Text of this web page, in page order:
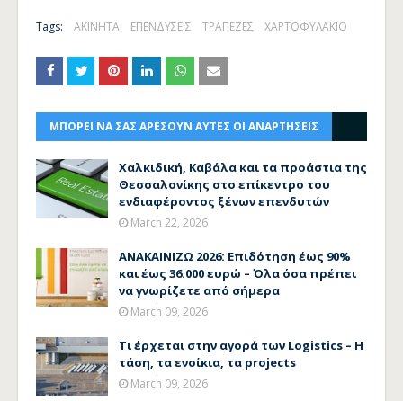
Tags: ΑΚΙΝΗΤΑ ΕΠΕΝΔΥΣΕΙΣ ΤΡΑΠΕΖΕΣ ΧΑΡΤΟΦΥΛΑΚΙΟ
ΜΠΟΡΕΙ ΝΑ ΣΑΣ ΑΡΕΣΟΥΝ ΑΥΤΕΣ ΟΙ ΑΝΑΡΤΗΣΕΙΣ
Χαλκιδική, Καβάλα και τα προάστια της
Θεσσαλονίκης στο επίκεντρο του
ενδιαφέροντος ξένων επενδυτών
March 22, 2026
ΑΝΑΚΑΙΝΙΖΩ 2026: Επιδότηση έως 90%
και έως 36.000 ευρώ – Όλα όσα πρέπει
να γνωρίζετε από σήμερα
March 09, 2026
Τι έρχεται στην αγορά των Logistics – Η
τάση, τα ενοίκια, τα projects
March 09, 2026